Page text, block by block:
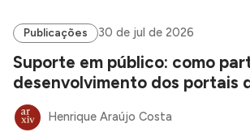
Publicações 30 de jul de 2026
Suporte em público: como
desenvolvimento dos portais
Henrique Araújo Costa